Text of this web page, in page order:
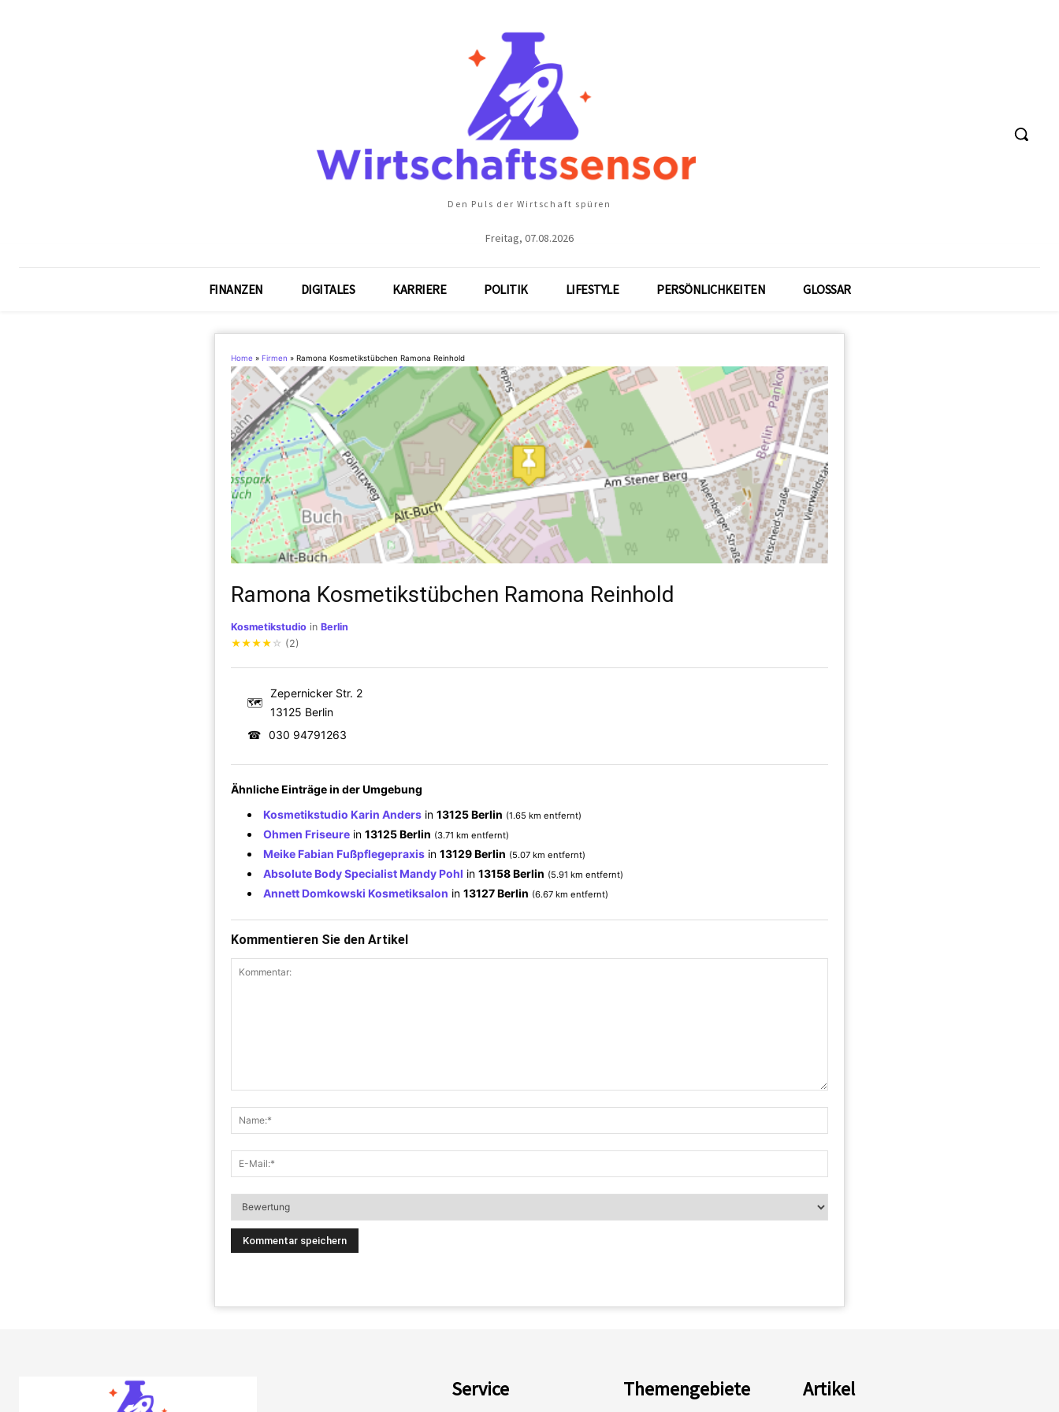
Den Puls der Wirtschaft spüren
Freitag, 07.08.2026
FINANZEN DIGITALES KARRIERE POLITIK LIFESTYLE PERSÖNLICHKEITEN GLOSSAR
Home » Firmen » Ramona Kosmetikstübchen Ramona Reinhold
Ramona Kosmetikstübchen Ramona Reinhold
Kosmetikstudio in Berlin
★★★★ ☆ (2)
🗺
Zepernicker Str. 2
13125 Berlin
☎ 030 94791263
Ähnliche Einträge in der Umgebung
Kosmetikstudio Karin Anders in 13125 Berlin (1.65 km entfernt)
Ohmen Friseure in 13125 Berlin (3.71 km entfernt)
Meike Fabian Fußpflegepraxis in 13129 Berlin (5.07 km entfernt)
Absolute Body Specialist Mandy Pohl in 13158 Berlin (5.91 km entfernt)
Annett Domkowski Kosmetiksalon in 13127 Berlin (6.67 km entfernt)
Kommentieren Sie den Artikel
Service Themengebiete Artikel